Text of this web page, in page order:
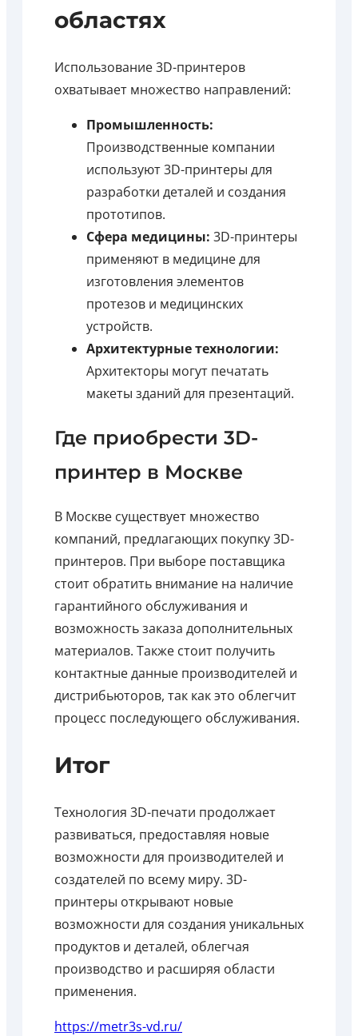
областях
Использование 3D-принтеров
охватывает множество направлений:
Промышленность:
Производственные компании
используют 3D-принтеры для
разработки деталей и создания
прототипов.
Сфера медицины: 3D-принтеры
применяют в медицине для
изготовления элементов
протезов и медицинских
устройств.
Архитектурные технологии:
Архитекторы могут печатать
макеты зданий для презентаций.
Где приобрести 3D-
принтер в Москве
В Москве существует множество
компаний, предлагающих покупку 3D-
принтеров. При выборе поставщика
стоит обратить внимание на наличие
гарантийного обслуживания и
возможность заказа дополнительных
материалов. Также стоит получить
контактные данные производителей и
дистрибьюторов, так как это облегчит
процесс последующего обслуживания.
Итог
Технология 3D-печати продолжает
развиваться, предоставляя новые
возможности для производителей и
создателей по всему миру. 3D-
принтеры открывают новые
возможности для создания уникальных
продуктов и деталей, облегчая
производство и расширяя области
применения.
https://metr3s-vd.ru/